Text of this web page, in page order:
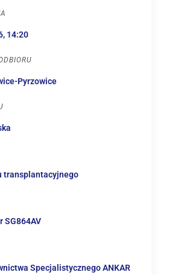
14:20
Pyrzowice
transplantacyjnego
SG864AV
Specjalistycznego ANKAR